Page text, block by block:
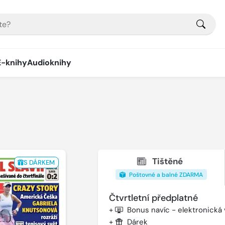
knihyAudioknihy
S DÁRKEM Tištěné
Poštovné a balné ZDARMA
Čtvrtletní předplatné
+
Bonus navíc - elektronická
+
Dárek